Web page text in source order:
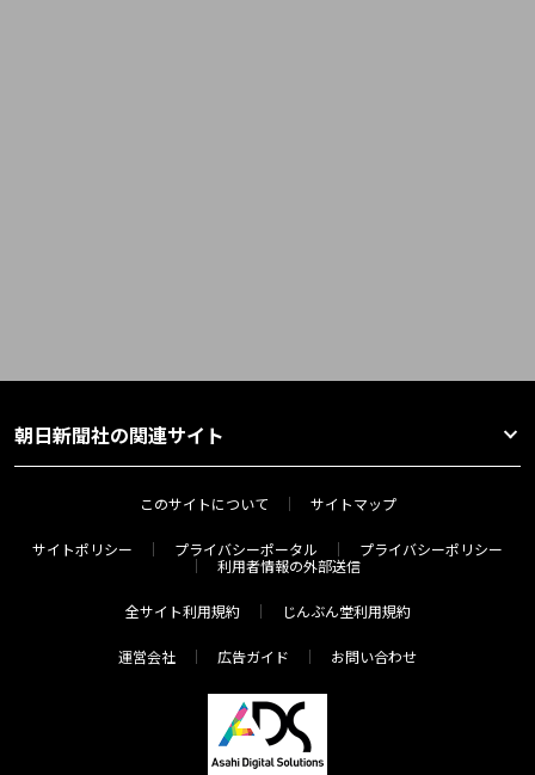
朝日新聞社の関連サイト
このサイトについて サイトマップ
サイトポリシー プライバシーポータル
プライバシーポリシー
利用者情報の外部送信
全サイト利用規約 じんぶん堂利用規約
運営会社 広告ガイド お問い合わせ